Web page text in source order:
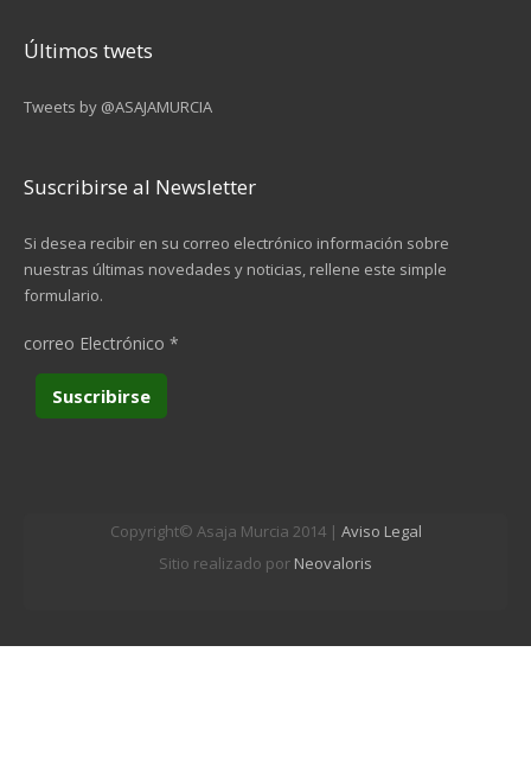
Últimos twets
Tweets by @ASAJAMURCIA
Suscribirse al Newsletter
Si desea recibir en su correo electrónico información sobre
nuestras últimas novedades y noticias, rellene este simple
formulario.
correo Electrónico *
Copyright© Asaja Murcia 2014 | Aviso Legal
Sitio realizado por Neovaloris